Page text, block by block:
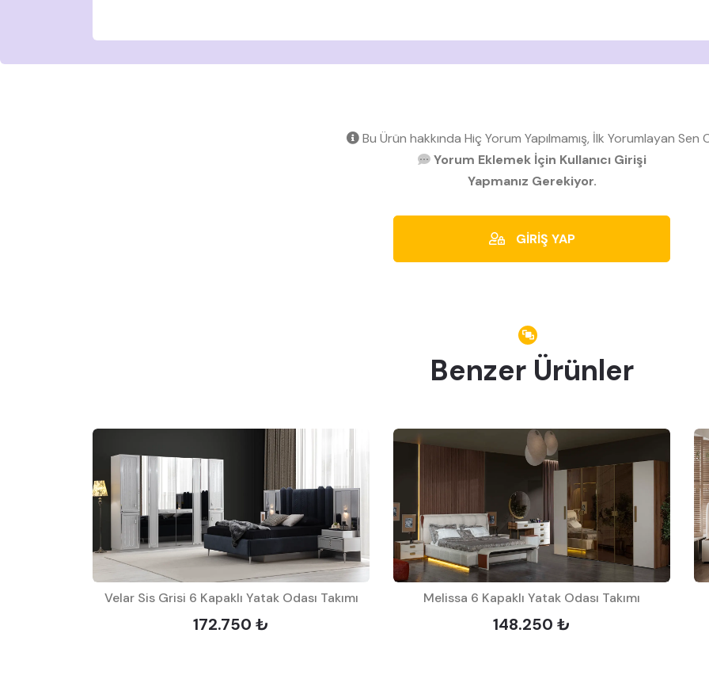
Bu Ürün hakkında Hiç Yorum Yapılmamış, İlk Yorumlayan Sen
Yorum Eklemek İçin Kullanıcı Girişi
Yapmanız Gerekiyor.
GİRİŞ YAP
Benzer Ürünler
Velar Sis Grisi 6 Kapaklı Yatak Odası Takımı
172.750 ₺
Melissa 6 Kapaklı Yatak Odası Takımı
148.250 ₺